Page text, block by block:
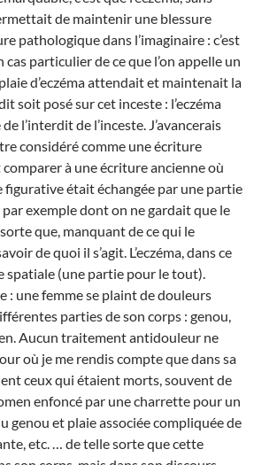
de maintenir une blessure
pathologique dans l’imaginaire : c’est
particulier de ce que l’on appelle un
d’eczéma attendait et maintenait la
soit posé sur cet inceste : l’eczéma
l’interdit de l’inceste. J’avancerais
considéré comme une écriture
à une écriture ancienne où
figurative était échangée par une partie
exemple dont on ne gardait que le
que, manquant de ce qui le
de quoi il s’agit. L’eczéma, dans ce
spatiale (une partie pour le tout).
: une femme se plaint de douleurs
parties de son corps : genou,
Aucun traitement antidouleur ne
où je me rendis compte que dans sa
ceux qui étaient morts, souvent de
enfoncé par une charrette pour un
genou et plaie associée compliquée de
etc. … de telle sorte que cette